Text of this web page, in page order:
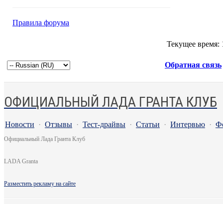
Правила форума
Текущее время:
Обратная связь
ОФИЦИАЛЬНЫЙ ЛАДА ГРАНТА КЛУБ
Новости · Отзывы · Тест-драйвы · Статьи · Интервью ·
Официальный Лада Гранта Клуб
LADA Granta
Разместить рекламу на сайте